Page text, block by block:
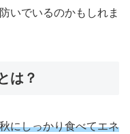
いでいるのかもしれま
は？
秋にしっかり食べてエネ